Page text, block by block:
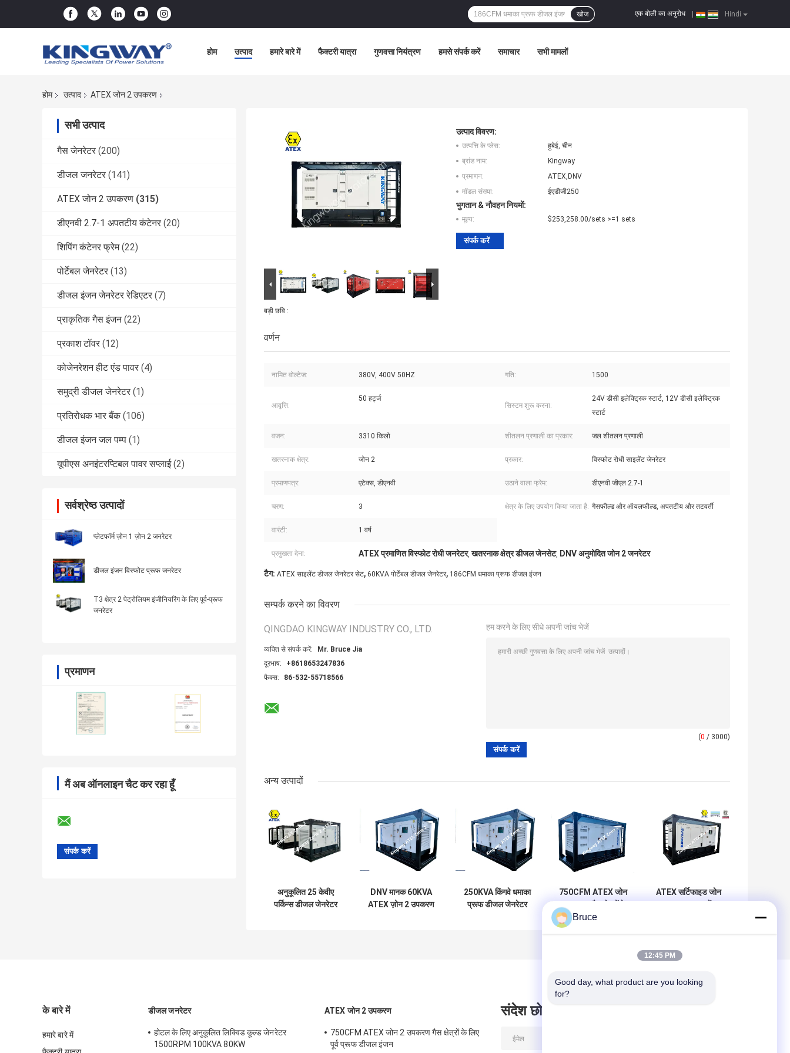
Hindi
एक बोली का अनुरोध
खोज
होम उत्पाद हमारे बारे में फैक्टरी यात्रा गुणवत्ता नियंत्रण हमसे संपर्क करें समाचार सभी मामलों
होम उत्पाद ATEX जोन 2 उपकरण
सभी उत्पाद
गैस जेनरेटर (200)
डीजल जनरेटर (141)
ATEX जोन 2 उपकरण (315)
डीएनवी 2.7-1 अपतटीय कंटेनर (20)
शिपिंग कंटेनर फ्रेम (22)
पोर्टेबल जेनरेटर (13)
डीजल इंजन जेनरेटर रेडिएटर (7)
प्राकृतिक गैस इंजन (22)
प्रकाश टॉवर (12)
कोजेनरेशन हीट एंड पावर (4)
समुद्री डीजल जेनरेटर (1)
प्रतिरोधक भार बैंक (106)
डीजल इंजन जल पम्प (1)
यूपीएस अनइंटरप्टिबल पावर सप्लाई (2)
सर्वश्रेष्ठ उत्पादों
प्लेटफॉर्म ज़ोन 1 ज़ोन 2 जनरेटर
डीजल इंजन विस्फोट प्रूफ जनरेटर
T3 क्षेत्र 2 पेट्रोलियम इंजीनियरिंग के लिए पूर्व-प्रूफ
जनरेटर
प्रमाणन
मैं अब ऑनलाइन चैट कर रहा हूँ
बड़ी छवि :
उत्पाद विवरण:
उत्पत्ति के प्लेस:
हुबेई, चीन
ब्रांड नाम:
Kingway
प्रमाणन:
ATEX,DNV
मॉडल संख्या:
ईएडीजी250
भुगतान & नौवहन नियमों:
मूल्य: $253,258.00/sets >=1 sets
संपर्क करें
वर्णन
नामित वोल्टेज: 380V, 400V 50HZ गति: 1500
आवृत्ति:
50 हर्ट्ज
सिस्टम शुरू करना:
24V डीसी इलेक्ट्रिक स्टार्ट, 12V डीसी इलेक्ट्रिक
स्टार्ट
वजन: 3310 किलो शीतलन प्रणाली का प्रकार: जल शीतलन प्रणाली
खतरनाक क्षेत्र: जोन 2 प्रकार: विस्फोट रोधी साइलेंट जेनरेटर
प्रमाणपत्र: एटेक्स, डीएनवी उठाने वाला फ्रेम: डीएनवी जीएल 2.7-1
चरण: 3 क्षेत्र के लिए उपयोग किया जाता है: गैसफील्ड और ऑयलफील्ड, अपतटीय और तटवर्ती
वारंटी: 1 वर्ष
प्रमुखता देना: ATEX प्रमाणित विस्फोट रोधी जनरेटर,खतरनाक क्षेत्र डीजल जेनसेट, DNV अनुमोदित जोन 2 जनरेटर
टैग: ATEX साइलेंट डीजल जेनरेटर सेट, 60KVA पोर्टेबल डीजल जेनरेटर, 186CFM धमाका प्रूफ डीजल इंजन
सम्पर्क करने का विवरण
QINGDAO KINGWAY INDUSTRY CO., LTD.
व्यक्ति से संपर्क करें:
Mr. Bruce Jia
दूरभाष:
+8618653247836
फैक्स:
86-532-55718566
हम करने के लिए सीधे अपनी जांच भेजें
(0 / 3000)
अन्य उत्पादों
अनुकूलित 25 केवीए
पर्किन्स डीजल जेनरेटर
DNV मानक 60KVA
ATEX ज़ोन 2 उपकरण
250KVA किंगवे धमाका
प्रूफ डीजल जेनरेटर
750CFM ATEX जोन
लिए पूर्व प्रूफ डीजल
ATEX सर्टिफाइड जोन
के बारे में
हमारे बारे में
डीजल जनरेटर
होटल के लिए अनुकूलित लिक्विड कूल्ड जेनरेटर
1500RPM 100KVA 80KW
ATEX जोन 2 उपकरण
750CFM ATEX जोन 2 उपकरण गैस क्षेत्रों के लिए
पूर्व प्रूफ डीजल इंजन
संदेश छोड़ दो
Bruce
12:45 PM
Good day, what product are you looking
for?